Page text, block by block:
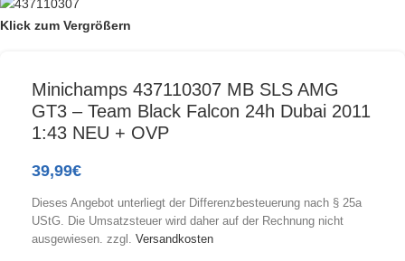
Klick zum Vergrößern
Minichamps 437110307 MB SLS AMG
GT3 – Team Black Falcon 24h Dubai 2011
1:43 NEU + OVP
39,99€
Dieses Angebot unterliegt der Differenzbesteuerung nach § 25a
UStG. Die Umsatzsteuer wird daher auf der Rechnung nicht
ausgewiesen. zzgl. Versandkosten